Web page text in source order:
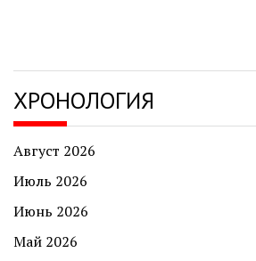
ХРОНОЛОГИЯ
Август 2026
Июль 2026
Июнь 2026
Май 2026